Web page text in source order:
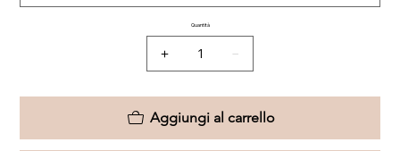
Quantità
Aggiungi al carrello